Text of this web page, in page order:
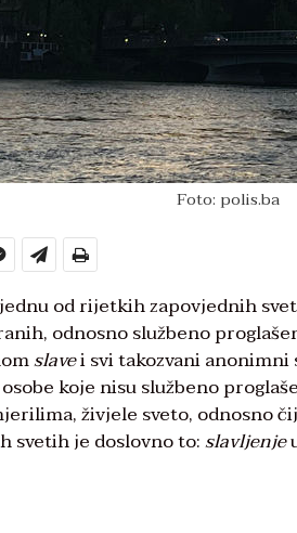
Foto: polis.ba
od rijetkih zapovjednih
odnosno službeno
slavei svi takozvani anonimni
koje nisu službeno
živjele sveto, odnosno
svetih je doslovno to:slavljenje